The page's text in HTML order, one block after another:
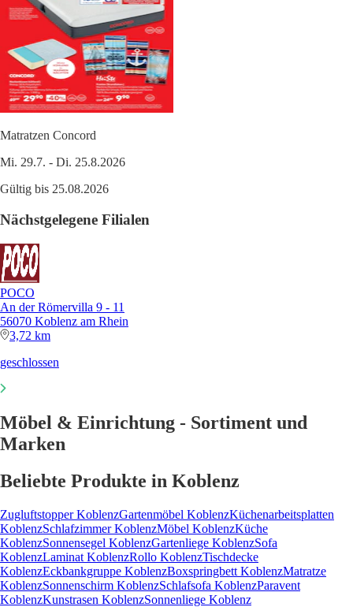
Matratzen Concord
Mi. 29.7. - Di. 25.8.2026
Gültig bis 25.08.2026
Nächstgelegene Filialen
POCO
An der Römervilla 9 - 11
56070 Koblenz am Rhein
3,72 km
geschlossen
Möbel & Einrichtung - Sortiment und
Marken
Beliebte Produkte in Koblenz
Zugluftstopper KoblenzGartenmöbel KoblenzKüchenarbeitsplatten
KoblenzSchlafzimmer KoblenzMöbel KoblenzKüche
KoblenzSonnensegel KoblenzGartenliege KoblenzSofa
KoblenzLaminat KoblenzRollo KoblenzTischdecke
KoblenzEckbankgruppe KoblenzBoxspringbett KoblenzMatratze
KoblenzSonnenschirm KoblenzSchlafsofa KoblenzParavent
KoblenzKunstrasen KoblenzSonnenliege Koblenz